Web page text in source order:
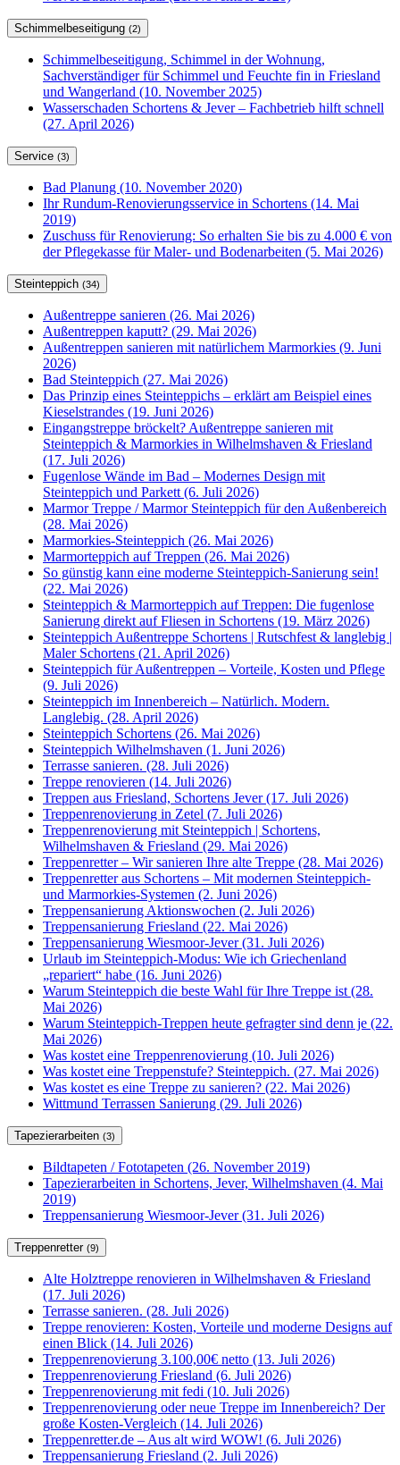
Schimmelbeseitigung (2)
Schimmelbeseitigung, Schimmel in der Wohnung,
Sachverständiger für Schimmel und Feuchte fin in Friesland
und Wangerland (10. November 2025)
Wasserschaden Schortens & Jever – Fachbetrieb hilft schnell
(27. April 2026)
Service (3)
Bad Planung (10. November 2020)
Ihr Rundum-Renovierungsservice in Schortens (14. Mai
2019)
Zuschuss für Renovierung: So erhalten Sie bis zu 4.000 € von
der Pflegekasse für Maler- und Bodenarbeiten (5. Mai 2026)
Steinteppich (34)
Außentreppe sanieren (26. Mai 2026)
Außentreppen kaputt? (29. Mai 2026)
Außentreppen sanieren mit natürlichem Marmorkies (9. Juni
2026)
Bad Steinteppich (27. Mai 2026)
Das Prinzip eines Steinteppichs – erklärt am Beispiel eines
Kieselstrandes (19. Juni 2026)
Eingangstreppe bröckelt? Außentreppe sanieren mit
Steinteppich & Marmorkies in Wilhelmshaven & Friesland
(17. Juli 2026)
Fugenlose Wände im Bad – Modernes Design mit
Steinteppich und Parkett (6. Juli 2026)
Marmor Treppe / Marmor Steinteppich für den Außenbereich
(28. Mai 2026)
Marmorkies-Steinteppich (26. Mai 2026)
Marmorteppich auf Treppen (26. Mai 2026)
So günstig kann eine moderne Steinteppich-Sanierung sein!
(22. Mai 2026)
Steinteppich & Marmorteppich auf Treppen: Die fugenlose
Sanierung direkt auf Fliesen in Schortens (19. März 2026)
Steinteppich Außentreppe Schortens | Rutschfest & langlebig |
Maler Schortens (21. April 2026)
Steinteppich für Außentreppen – Vorteile, Kosten und Pflege
(9. Juli 2026)
Steinteppich im Innenbereich – Natürlich. Modern.
Langlebig. (28. April 2026)
Steinteppich Schortens (26. Mai 2026)
Steinteppich Wilhelmshaven (1. Juni 2026)
Terrasse sanieren. (28. Juli 2026)
Treppe renovieren (14. Juli 2026)
Treppen aus Friesland, Schortens Jever (17. Juli 2026)
Treppenrenovierung in Zetel (7. Juli 2026)
Treppenrenovierung mit Steinteppich | Schortens,
Wilhelmshaven & Friesland (29. Mai 2026)
Treppenretter – Wir sanieren Ihre alte Treppe (28. Mai 2026)
Treppenretter aus Schortens – Mit modernen Steinteppich-
und Marmorkies-Systemen (2. Juni 2026)
Treppensanierung Aktionswochen (2. Juli 2026)
Treppensanierung Friesland (22. Mai 2026)
Treppensanierung Wiesmoor-Jever (31. Juli 2026)
Urlaub im Steinteppich-Modus: Wie ich Griechenland
„repariert“ habe (16. Juni 2026)
Warum Steinteppich die beste Wahl für Ihre Treppe ist (28.
Mai 2026)
Warum Steinteppich-Treppen heute gefragter sind denn je (22.
Mai 2026)
Was kostet eine Treppenrenovierung (10. Juli 2026)
Was kostet eine Treppenstufe? Steinteppich. (27. Mai 2026)
Was kostet es eine Treppe zu sanieren? (22. Mai 2026)
Wittmund Terrassen Sanierung (29. Juli 2026)
Tapezierarbeiten (3)
Bildtapeten / Fototapeten (26. November 2019)
Tapezierarbeiten in Schortens, Jever, Wilhelmshaven (4. Mai
2019)
Treppensanierung Wiesmoor-Jever (31. Juli 2026)
Treppenretter (9)
Alte Holztreppe renovieren in Wilhelmshaven & Friesland
(17. Juli 2026)
Terrasse sanieren. (28. Juli 2026)
Treppe renovieren: Kosten, Vorteile und moderne Designs auf
einen Blick (14. Juli 2026)
Treppenrenovierung 3.100,00€ netto (13. Juli 2026)
Treppenrenovierung Friesland (6. Juli 2026)
Treppenrenovierung mit fedi (10. Juli 2026)
Treppenrenovierung oder neue Treppe im Innenbereich? Der
große Kosten-Vergleich (14. Juli 2026)
Treppenretter.de – Aus alt wird WOW! (6. Juli 2026)
Treppensanierung Friesland (2. Juli 2026)